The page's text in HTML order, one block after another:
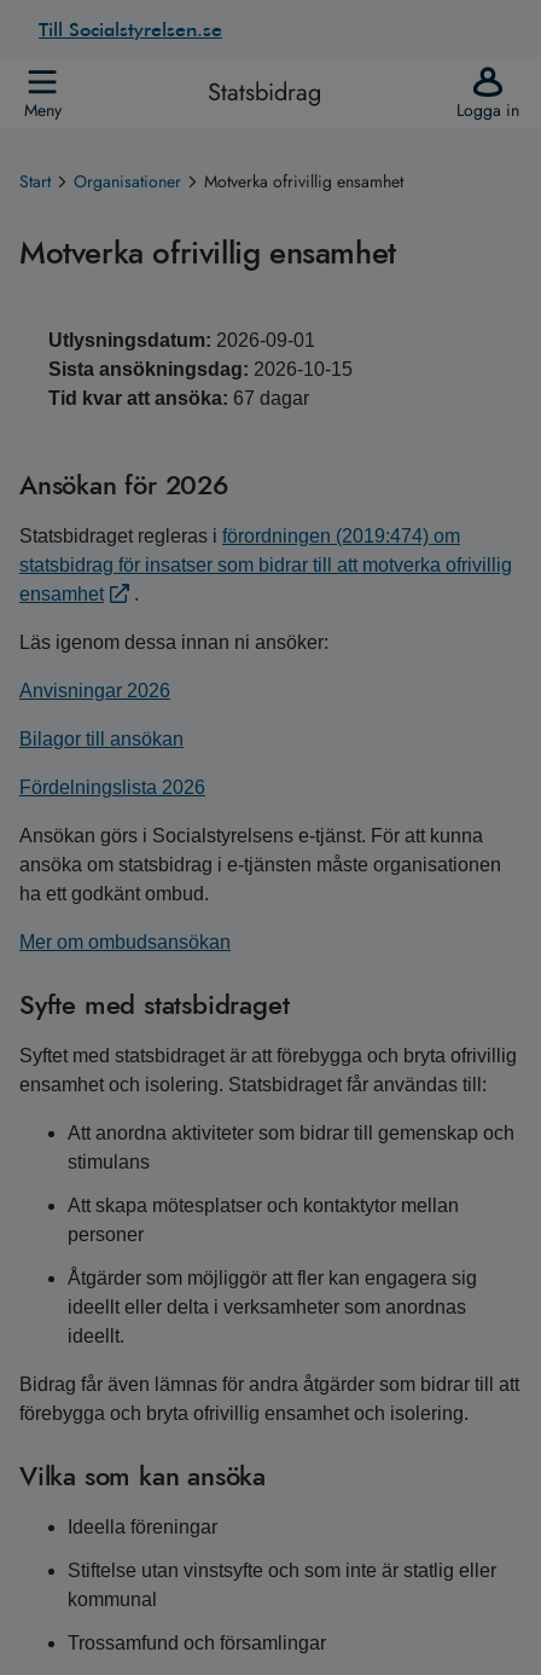
Till Socialstyrelsen.se
Meny Statsbidrag Logga in
Start Organisationer Motverka ofrivillig ensamhet
Motverka ofrivillig ensamhet
Utlysningsdatum: 2026-09-01
Sista ansökningsdag: 2026-10-15
Tid kvar att ansöka: 67 dagar
Ansökan för 2026
Statsbidraget regleras i förordningen (2019:474) om
statsbidrag för insatser som bidrar till att motverka ofrivillig
ensamhet
.
Läs igenom dessa innan ni ansöker:
Anvisningar 2026
Bilagor till ansökan
Fördelningslista 2026
Ansökan görs i Socialstyrelsens e-tjänst. För att kunna
ansöka om statsbidrag i e-tjänsten måste organisationen
ha ett godkänt ombud.
Mer om ombudsansökan
Syfte med statsbidraget
Syftet med statsbidraget är att förebygga och bryta ofrivillig
ensamhet och isolering. Statsbidraget får användas till:
Att anordna aktiviteter som bidrar till gemenskap och
stimulans
Att skapa mötesplatser och kontaktytor mellan
personer
Åtgärder som möjliggör att fler kan engagera sig
ideellt eller delta i verksamheter som anordnas
ideellt.
Bidrag får även lämnas för andra åtgärder som bidrar till att
förebygga och bryta ofrivillig ensamhet och isolering.
Vilka som kan ansöka
Ideella föreningar
Stiftelse utan vinstsyfte och som inte är statlig eller
kommunal
Trossamfund och församlingar